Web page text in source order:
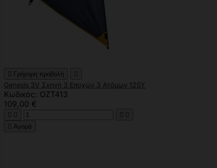
 Γρήγορη προβολή 
Genesis 3V Σκηνή 3 Εποχών 3 Ατόμων 125Υ
Κωδικός: OZT413
109,00 €
   
 Αγορά